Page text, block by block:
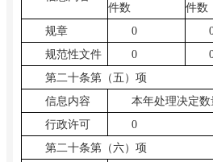
件数
件数
规章
0
规范性文件
0
第二十条第（五）项
信息内容
本年处理决定数
行政许可
0
第二十条第（六）项